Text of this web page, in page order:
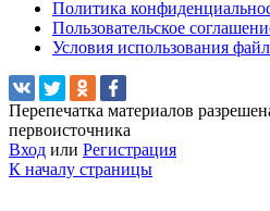
Политика
Пользовательское
Условия использования
Перепечатка материалов
первоисточника
Вход или Регистрация
К началу страницы